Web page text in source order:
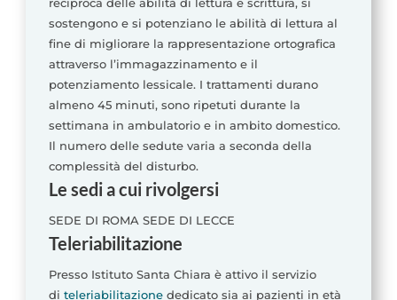
sostengono e si potenziano le abilità di lettura al
fine di migliorare la rappresentazione ortografica
attraverso l’immagazzinamento e il
potenziamento lessicale. I trattamenti durano
almeno 45 minuti, sono ripetuti durante la
settimana in ambulatorio e in ambito domestico.
Il numero delle sedute varia a seconda della
complessità del disturbo.
Le sedi a cui rivolgersi
SEDE DI ROMA SEDE DI LECCE
Teleriabilitazione
Presso Istituto Santa Chiara è attivo il servizio
di teleriabilitazionededicato sia ai pazienti in età